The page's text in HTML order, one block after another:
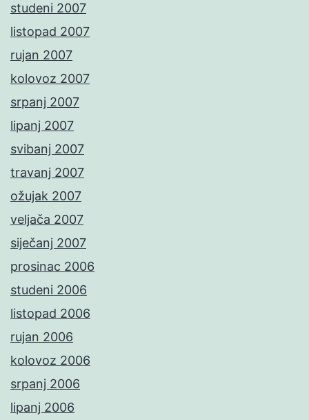
studeni 2007
listopad 2007
rujan 2007
kolovoz 2007
srpanj 2007
lipanj 2007
svibanj 2007
travanj 2007
ožujak 2007
veljača 2007
siječanj 2007
prosinac 2006
studeni 2006
listopad 2006
rujan 2006
kolovoz 2006
srpanj 2006
lipanj 2006